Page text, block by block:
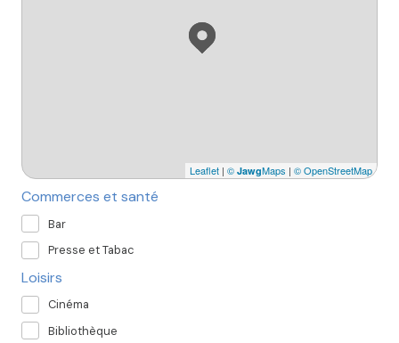
Leaflet | © JawgMaps | © OpenStreetMap
Commerces et santé
Bar
Presse et Tabac
Loisirs
Cinéma
Bibliothèque